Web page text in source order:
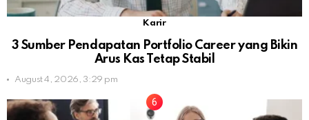
Karir
3 Sumber Pendapatan Portfolio Career yang Bikin
Arus Kas Tetap Stabil
August 4, 2026, 3:29 pm